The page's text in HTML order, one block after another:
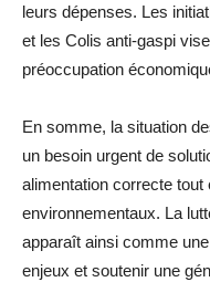
leurs dépenses. Les
et les Colis anti-gaspi
préoccupation
En somme, la situation
un besoin urgent de
alimentation correcte tout
environnementaux. La
apparaît ainsi comme
enjeux et soutenir une